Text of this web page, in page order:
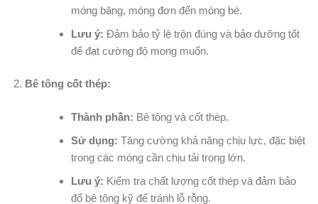
móng băng, móng đơn đến móng bè.
Lưu ý: Đảm bảo tỷ lệ trộn đúng và bảo dưỡng tốt
để đạt cường độ mong muốn.
Bê tông cốt thép:
Thành phần: Bê tông và cốt thép.
Sử dụng: Tăng cường khả năng chịu lực, đặc biệt
trong các móng cần chịu tải trọng lớn.
Lưu ý: Kiểm tra chất lượng cốt thép và đảm bảo
đổ bê tông kỹ để tránh lỗ rỗng.